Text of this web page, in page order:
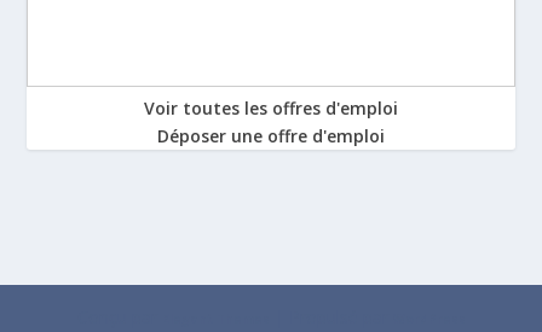
Voir toutes les offres d'emploi
Déposer une offre d'emploi